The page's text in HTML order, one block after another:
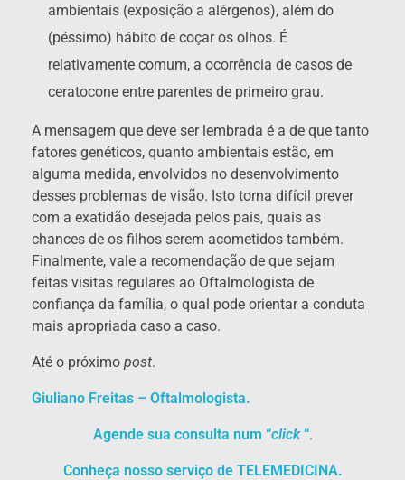
ambientais (exposição a alérgenos), além do
(péssimo) hábito de coçar os olhos. É
relativamente comum, a ocorrência de casos de
ceratocone entre parentes de primeiro grau.
A mensagem que deve ser lembrada é a de que tanto
fatores genéticos, quanto ambientais estão, em
alguma medida, envolvidos no desenvolvimento
desses problemas de visão. Isto torna difícil prever
com a exatidão desejada pelos pais, quais as
chances de os filhos serem acometidos também.
Finalmente, vale a recomendação de que sejam
feitas visitas regulares ao Oftalmologista de
confiança da família, o qual pode orientar a conduta
mais apropriada caso a caso.
Até o próximo post.
Giuliano Freitas – Oftalmologista.
Agende sua consulta num “click“.
Conheça nosso serviço de TELEMEDICINA.